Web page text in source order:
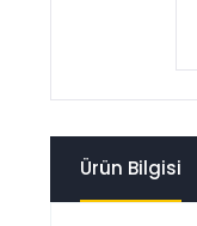
Ürün Bilgisi